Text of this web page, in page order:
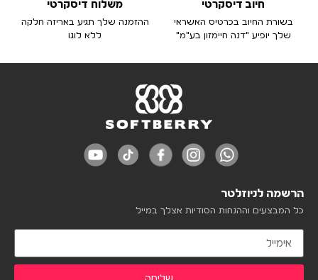
חיוב דיסקרטי
בשורת החיוב בכרטיס האשראי
שלך יופיע "דנה חיימזון בע"מ"
משלוח דיסקרטי
ההזמנה שלך תגיע באריזה חלקה
ללא לוגו
הרשמה לניוזלטר
כל המבצעים וההנחות הסודיות אצלך במייל